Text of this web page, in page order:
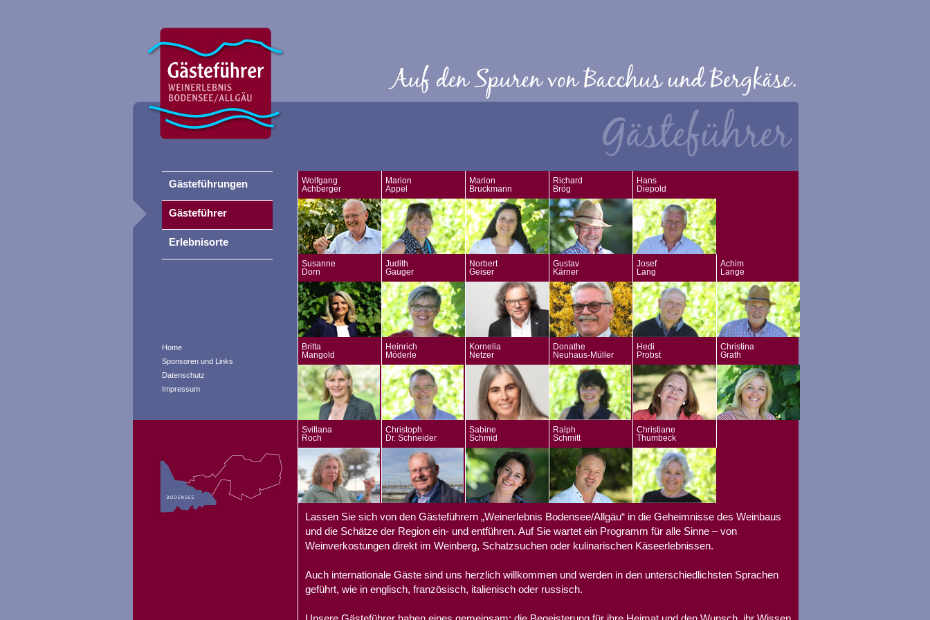
Home
Sponsoren und Links
Datenschutz
Impressum
Wolfgang
Achberger
Marion
Appel
Marion
Bruckmann
Richard
Brög
Hans
Diepold
Susanne
Dorn
Judith
Gauger
Norbert
Geiser
Gustav
Kärner
Josef
Lang
Achim
Lange
Britta
Mangold
Heinrich
Möderle
Kornelia
Netzer
Donathe
Neuhaus-Müller
Hedi
Probst
Christina
Grath
Svitlana
Roch
Christoph
Dr. Schneider
Sabine
Schmid
Ralph
Schmitt
Christiane
Thumbeck
Lassen Sie sich von den Gästeführern „Weinerlebnis Bodensee/Allgäu“ in die Geheimnisse des Weinbaus
und die Schätze der Region ein- und entführen. Auf Sie wartet ein Programm für alle Sinne – von
Weinverkostungen direkt im Weinberg, Schatzsuchen oder kulinarischen Käseerlebnissen.
Auch internationale Gäste sind uns herzlich willkommen und werden in den unterschiedlichsten Sprachen
geführt, wie in englisch, französisch, italienisch oder russisch.
Gästeführungen
Gästeführer
Erlebnisorte